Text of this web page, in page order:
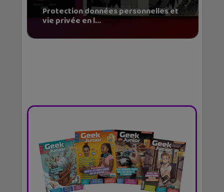
Protection données personnelles et
vie privée en l...